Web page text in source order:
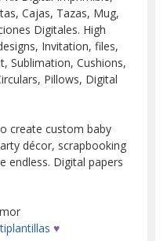
Cajas, Tazas, Mug,
Digitales. High
Invitation, files,
Sublimation, Cushions,
Pillows, Digital
create custom baby
décor, scrapbooking
endless. Digital papers
♥